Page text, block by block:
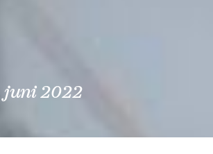
juni 2022